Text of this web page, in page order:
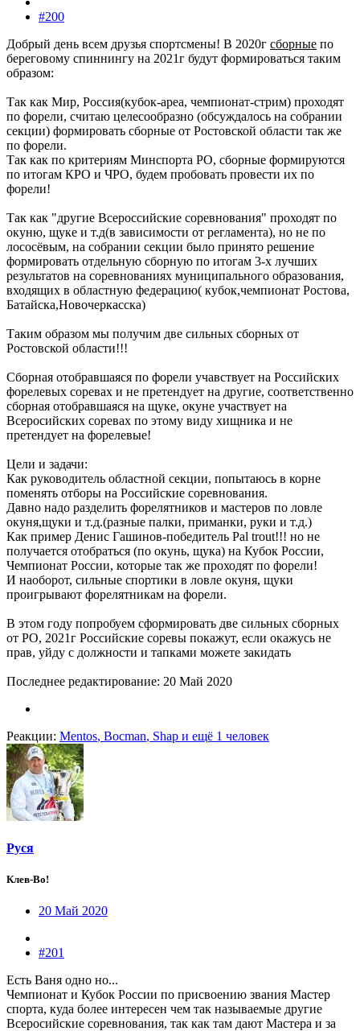
#200
Добрый день всем друзья спортсмены! В 2020г сборные по
береговому спиннингу на 2021г будут формироваться таким
образом:
Так как Мир, Россия(кубок-ареа, чемпионат-стрим) проходят
по форели, считаю целесообразно (обсуждалось на собрании
секции) формировать сборные от Ростовской области так же
по форели.
Так как по критериям Минспорта РО, сборные формируются
по итогам КРО и ЧРО, будем пробовать провести их по
форели!
Так как "другие Всероссийские соревнования" проходят по
окуню, щуке и т.д(в зависимости от регламента), но не по
лососёвым, на собрании секции было принято решение
формировать отдельную сборную по итогам 3-х лучших
результатов на соревнованиях муниципального образования,
входящих в областную федерацию( кубок,чемпионат Ростова,
Батайска,Новочеркасска)
Таким образом мы получим две сильных сборных от
Ростовской области!!!
Сборная отобравшаяся по форели учавствует на Российских
форелевых соревах и не претендует на другие, соответственно
сборная отобравшаяся на щуке, окуне участвует на
Всеросийских соревах по этому виду хищника и не
претендует на форелевые!
Цели и задачи:
Как руководитель областной секции, попытаюсь в корне
поменять отборы на Российские соревнования.
Давно надо разделить форелятников и мастеров по ловле
окуня,щуки и т.д.(разные палки, приманки, руки и т.д.)
Как пример Денис Гашинов-победитель Pal trout!!! но не
получается отобраться (по окунь, щука) на Кубок России,
Чемпионат России, которые так же проходят по форели!
И наоборот, сильные спортики в ловле окуня, щуки
проигрывают форелятникам на форели.
В этом году попробуем сформировать две сильных сборных
от РО, 2021г Российские соревы покажут, если окажусь не
прав, уйду с должности и тапками можете закидать
Последнее редактирование: 20 Май 2020
Реакции: Mentos, Bocman, Shap и ещё 1 человек
Руся
Клев-Во!
20 Май 2020
#201
Есть Ваня одно но...
Чемпионат и Кубок России по присвоению звания Мастер
спорта, куда более интересен чем так называемые другие
Всеросийские соревнования, так как там дают Мастера и за